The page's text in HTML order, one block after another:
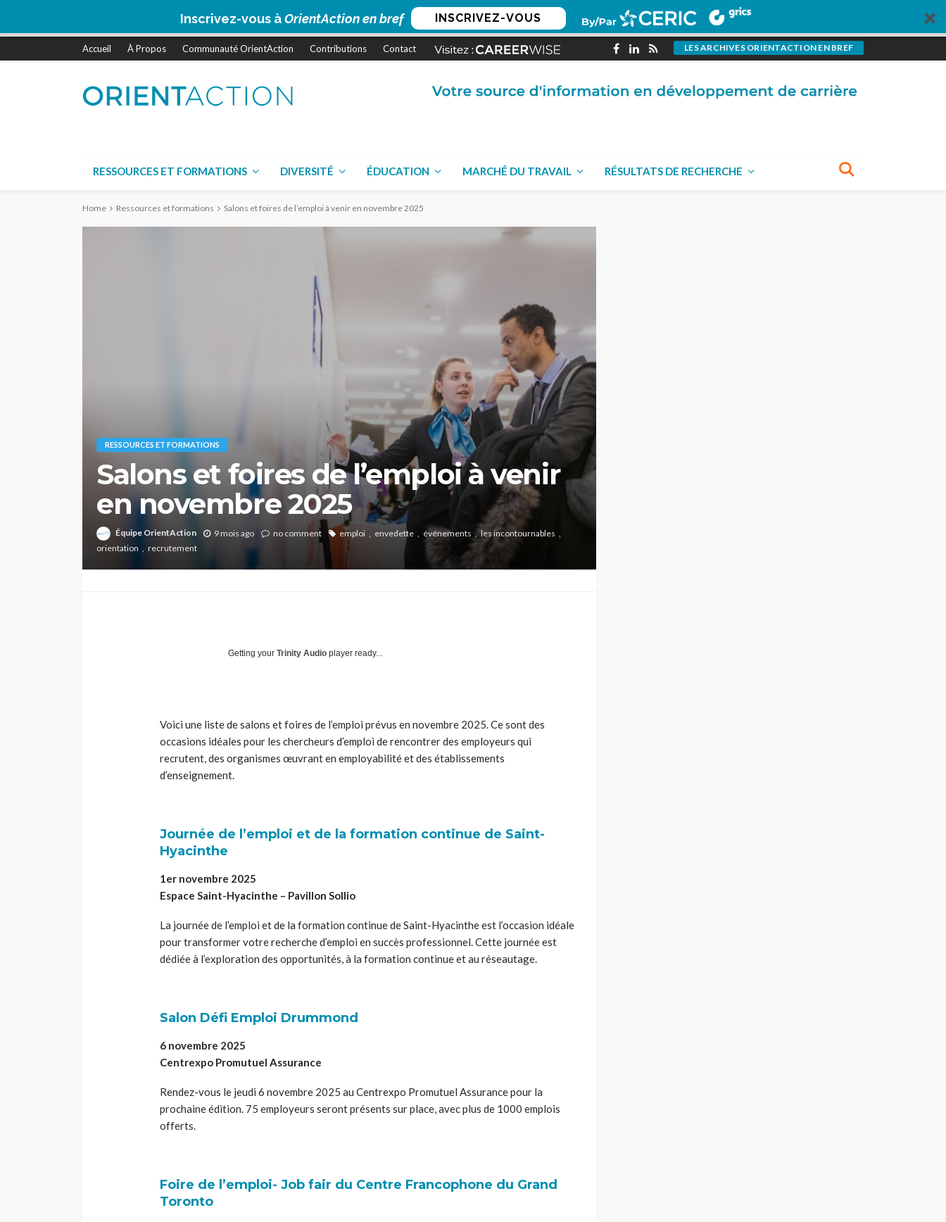
Inscrivez-vous àOrientAction en bref INSCRIVEZ-VOUS
Accueil À Propos Communauté OrientAction Contributions Contact LES ARCHIVES ORIENTACTION EN BREF
RESSOURCES ET FORMATIONS DIVERSITÉ ÉDUCATION MARCHÉ DU TRAVAIL RÉSULTATS DE RECHERCHE
Home Ressources et formations Salons et foires de l’emploi à venir en novembre 2025
RESSOURCES ET FORMATIONS
Salons et foires de l’emploi à venir
en novembre 2025
Équipe OrientAction 9 mois ago no comment emploi envedette événements
les incontournables
orientation
recrutement
Getting your Trinity Audio player ready...
Voici une liste de salons et foires de l’emploi prévus en novembre 2025. Ce sont des
occasions idéales pour les chercheurs d’emploi de rencontrer des employeurs qui
recrutent, des organismes œuvrant en employabilité et des établissements
d’enseignement.
Journée de l’emploi et de la formation continue de Saint-
Hyacinthe
1er novembre 2025
Espace Saint-Hyacinthe – Pavillon Sollio
La journée de l’emploi et de la formation continue de Saint-Hyacinthe est l’occasion idéale
pour transformer votre recherche d’emploi en succès professionnel. Cette journée est
dédiée à l’exploration des opportunités, à la formation continue et au réseautage.
Salon Défi Emploi Drummond
6 novembre 2025
Centrexpo Promutuel Assurance
Rendez-vous le jeudi 6 novembre 2025 au Centrexpo Promutuel Assurance pour la
prochaine édition. 75 employeurs seront présents sur place, avec plus de 1000 emplois
offerts.
Foire de l’emploi- Job fair du Centre Francophone du Grand
Toronto